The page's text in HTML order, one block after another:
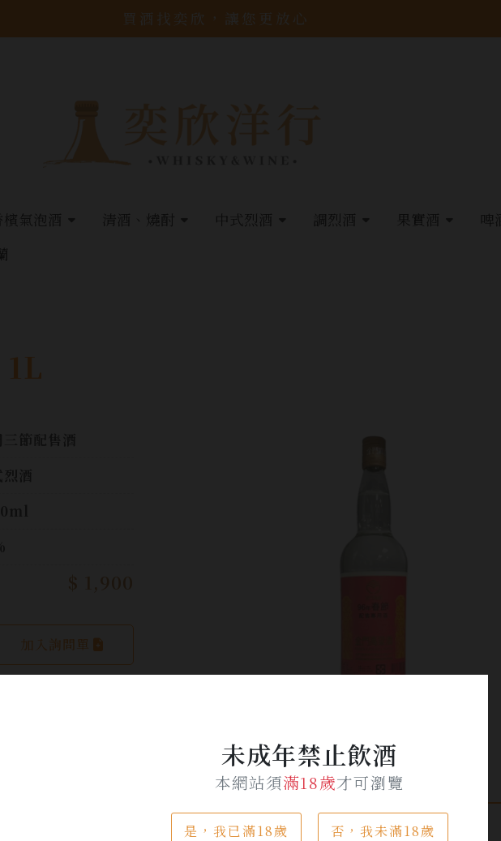
未成年禁止飲酒
本網站須滿18歲才可瀏覽
是，我已滿18歲 否，我未滿18歲
買酒找奕欣，讓您更放心
檳氣泡酒 清酒、燒酎 中式烈酒 調烈酒 果實酒
啤
加入詢問單
品牌專區